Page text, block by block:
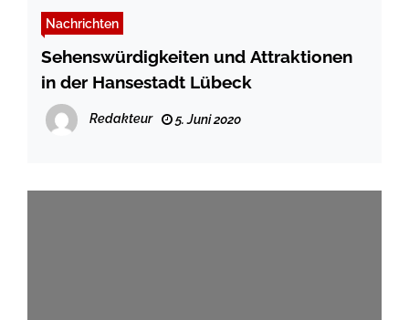
Nachrichten
Sehenswürdigkeiten und Attraktionen
in der Hansestadt Lübeck
Redakteur 5. Juni 2020